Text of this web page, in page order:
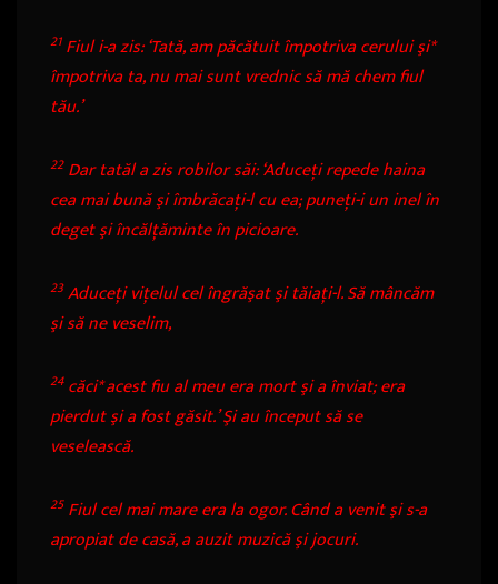
21 Fiul i-a zis: ‘Tată, am păcătuit împotriva cerului şi*
împotriva ta, nu mai sunt vrednic să mă chem fiul
tău.’
22 Dar tatăl a zis robilor săi: ‘Aduceţi repede haina
cea mai bună şi îmbrăcaţi-l cu ea; puneţi-i un inel în
deget şi încălţăminte în picioare.
23 Aduceţi viţelul cel îngrăşat şi tăiaţi-l. Să mâncăm
şi să ne veselim,
24 căci*acest fiu al meu era mort şi a înviat; era
pierdut şi a fost găsit.’ Şi au început să se
veselească.
25 Fiul cel mai mare era la ogor. Când a venit şi s-a
apropiat de casă, a auzit muzică şi jocuri.